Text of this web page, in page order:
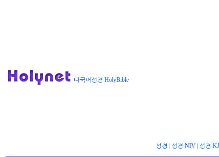
다국어성경 HolyBible
성경 성경 NIV| 성경